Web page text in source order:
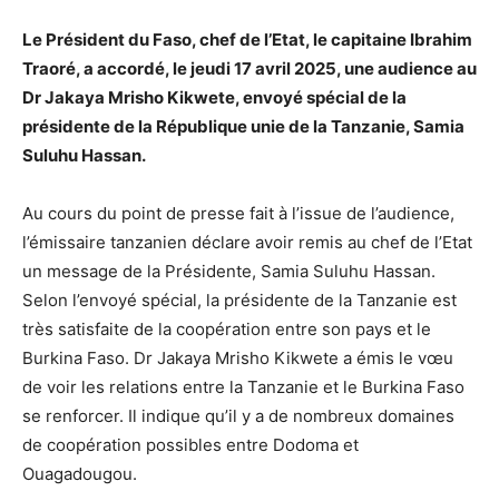
Le Président du Faso, chef de l’Etat, le capitaine Ibrahim
Traoré, a accordé, le jeudi 17 avril 2025, une audience au
Dr Jakaya Mrisho Kikwete, envoyé spécial de la
présidente de la République unie de la Tanzanie, Samia
Suluhu Hassan.
Au cours du point de presse fait à l’issue de l’audience,
l’émissaire tanzanien déclare avoir remis au chef de l’Etat
un message de la Présidente, Samia Suluhu Hassan.
Selon l’envoyé spécial, la présidente de la Tanzanie est
très satisfaite de la coopération entre son pays et le
Burkina Faso. Dr Jakaya Mrisho Kikwete a émis le vœu
de voir les relations entre la Tanzanie et le Burkina Faso
se renforcer. Il indique qu’il y a de nombreux domaines
de coopération possibles entre Dodoma et
Ouagadougou.